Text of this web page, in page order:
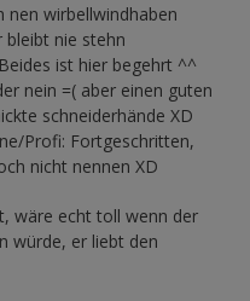
nen wirbellwindhaben
bleibt nie stehn
ist hier begehrt ^^
nein =( aber einen guten
schneiderhände XD
Profi: Fortgeschritten,
nicht nennen XD
wäre echt toll wenn der
würde, er liebt den